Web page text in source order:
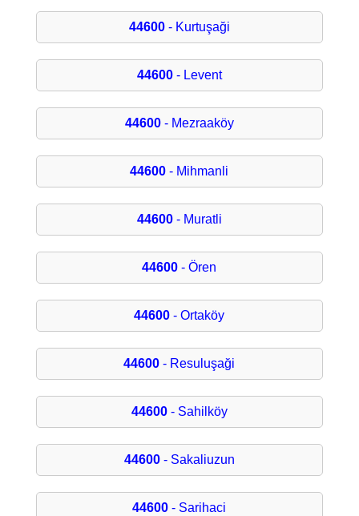
44600- Kurtuşaği
44600- Levent
44600- Mezraaköy
44600 - Mihmanli
44600- Muratli
44600 - Ören
44600 - Ortaköy
44600 - Resuluşaği
44600- Sahilköy
44600- Sakaliuzun
44600 - Sarihaci